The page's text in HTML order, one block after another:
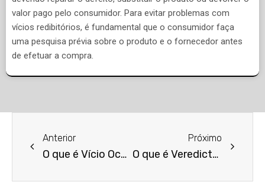
valor pago pelo consumidor. Para evitar problemas com
vícios redibitórios, é fundamental que o consumidor faça
uma pesquisa prévia sobre o produto e o fornecedor antes
de efetuar a compra.
Anterior
O que é Vício Oculto?
Próximo
O que é Veredicto?